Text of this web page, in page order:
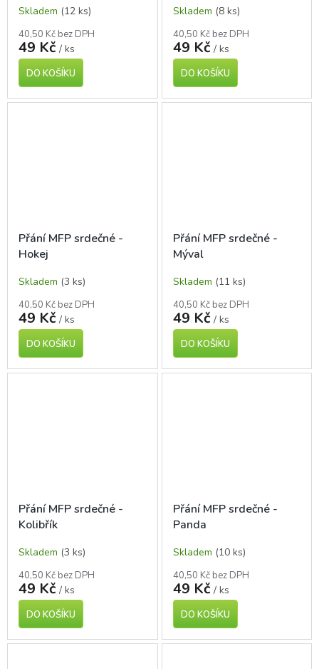
Skladem (12 ks)
40,50 Kč bez DPH
49 Kč / ks
DO KOŠÍKU
Skladem (8 ks)
40,50 Kč bez DPH
49 Kč / ks
DO KOŠÍKU
Přání MFP srdečné -
Hokej
Skladem (3 ks)
40,50 Kč bez DPH
49 Kč / ks
DO KOŠÍKU
Přání MFP srdečné -
Mýval
Skladem (11 ks)
40,50 Kč bez DPH
49 Kč / ks
DO KOŠÍKU
Přání MFP srdečné -
Kolibřík
Skladem (3 ks)
40,50 Kč bez DPH
49 Kč / ks
DO KOŠÍKU
Přání MFP srdečné -
Panda
Skladem (10 ks)
40,50 Kč bez DPH
49 Kč / ks
DO KOŠÍKU